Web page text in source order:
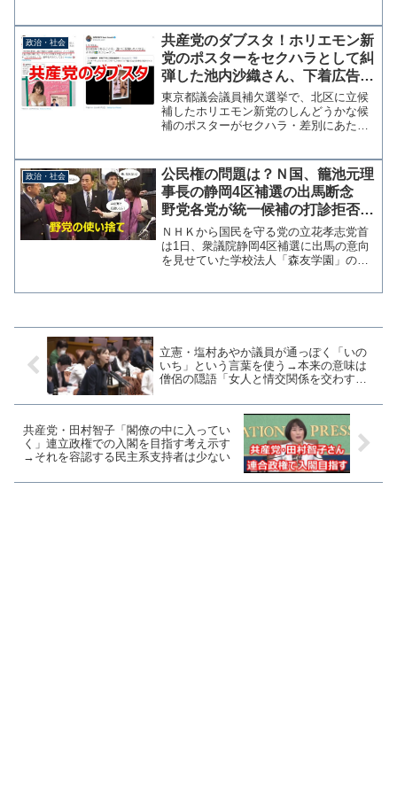
か？！」と言うコメントがあったが実際
は大阪で昨年撮影されたもの...
政治・社会
共産党のダブスタ！ホリエモン新
党のポスターをセクハラとして糾
弾した池内沙織さん、下着広告の
動画をシェアし「いいなぁ。さす
がスウェーデン」
東京都議会議員補欠選挙で、北区に立候
補したホリエモン新党のしんどうかな候
補のポスターがセクハラ・差別にあたる
議します」を拡散していた日本共産党の
池内沙織前衆院議員が、...
政治・社会
公民権の問題は？Ｎ国、籠池元理
事長の静岡4区補選の出馬断念
野党各党が統一候補の打診拒否→
次期衆院選は出馬
ＮＨＫから国民を守る党の立花孝志党首
は1日、衆議院静岡4区補選に出馬の意向
を見せていた学校法人「森友学園」の元
立憲・塩村あやか議員が通っぽく「いの
いち」という言葉を使う→本来の意味は
僧侶の隠語「女人と情交関係を交わすこ
共産党・田村智子「閣僚の中に入ってい
く」連立政権での入閣を目指す考え示す
→それを容認する民主系支持者は少ない